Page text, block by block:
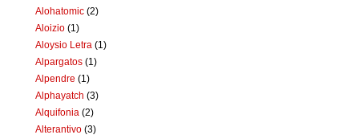
Alohatomic (2)
Aloizio (1)
Aloysio Letra (1)
Alpargatos (1)
Alpendre (1)
Alphayatch (3)
Alquifonia (2)
Alterantivo (3)